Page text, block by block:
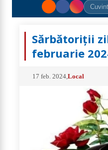
Sărbătoriții
februarie
17 feb. 2024 ,Local